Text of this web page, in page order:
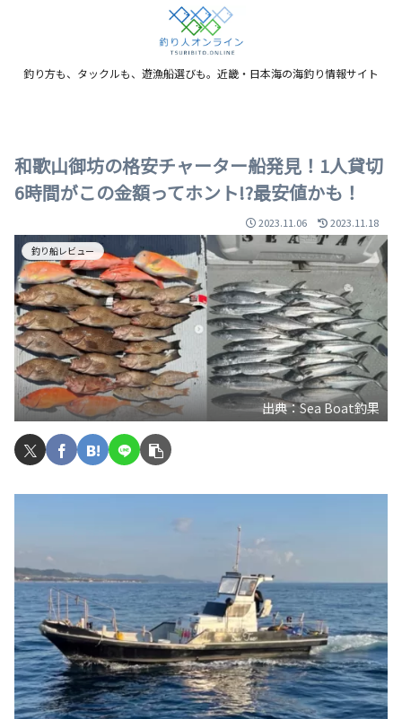
釣り方も、タックルも、遊漁船選びも。近畿・日本海の海釣り情報サイト
和歌山御坊の格安チャーター船発見！1人貸切
6時間がこの金額ってホント!?最安値かも！
2023.11.06 2023.11.18
釣り船レビュー
出典：Sea Boat釣果